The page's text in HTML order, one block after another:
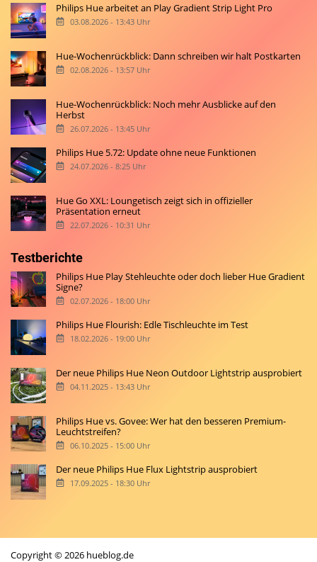
Philips Hue arbeitet an Play Gradient Strip Light Pro
03.08.2026 - 13:43 Uhr
Hue-Wochenrückblick: Dann schreiben wir halt Postkarten
02.08.2026 - 13:57 Uhr
Hue-Wochenrückblick: Noch mehr Ausblicke auf den
Herbst
26.07.2026 - 13:45 Uhr
Philips Hue 5.72: Update ohne neue Funktionen
24.07.2026 - 8:25 Uhr
Hue Go XXL: Loungetisch zeigt sich in offizieller
Präsentation erneut
22.07.2026 - 10:31 Uhr
Testberichte
Philips Hue Play Stehleuchte oder doch lieber Hue Gradient
Signe?
02.07.2026 - 18:00 Uhr
Philips Hue Flourish: Edle Tischleuchte im Test
18.02.2026 - 19:00 Uhr
Der neue Philips Hue Neon Outdoor Lightstrip ausprobiert
04.11.2025 - 13:43 Uhr
Philips Hue vs. Govee: Wer hat den besseren Premium-
Leuchtstreifen?
06.10.2025 - 15:00 Uhr
Der neue Philips Hue Flux Lightstrip ausprobiert
17.09.2025 - 18:30 Uhr
Copyright © 2026 hueblog.de